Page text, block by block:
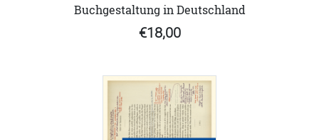
Buchgestaltung in Deutschland
€18,00